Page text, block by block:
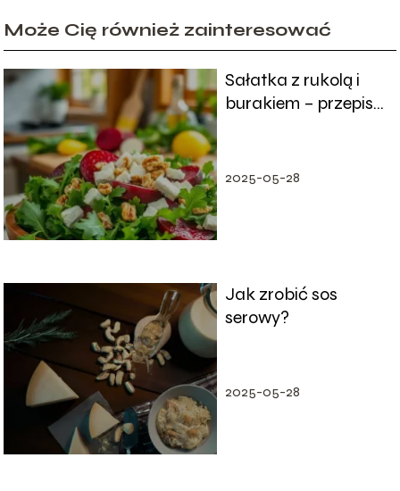
Może Cię również zainteresować
Sałatka z rukolą i
burakiem – przepis
2025-05-28
Jak zrobić sos
serowy?
2025-05-28